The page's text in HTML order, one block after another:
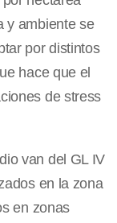
y ambiente se
por distintos
hace que el
de stress
van del GL IV
en la zona
en zonas